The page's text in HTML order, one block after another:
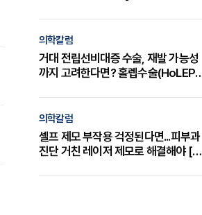
의학칼럼
거대 전립선비대증 수술, 재발 가능성
까지 고려한다면? 홀렙수술(HoLEP)
의학칼럼
셀프 제모 부작용 걱정된다면...피부과
진단 거친 레이저 제모로 해결해야 [변